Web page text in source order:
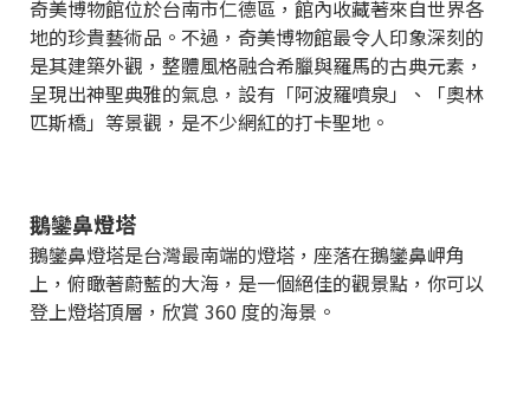
奇美博物館位於台南市仁德區，館內收藏著來自世界各
地的珍貴藝術品。不過，奇美博物館最令人印象深刻的
是其建築外觀，整體風格融合希臘與羅馬的古典元素，
呈現出神聖典雅的氣息，設有「阿波羅噴泉」、「奧林
匹斯橋」等景觀，是不少網紅的打卡聖地。
鵝鑾鼻燈塔
鵝鑾鼻燈塔是台灣最南端的燈塔，座落在鵝鑾鼻岬角
上，俯瞰著蔚藍的大海，是一個絕佳的觀景點，你可以
登上燈塔頂層，欣賞 360 度的海景。